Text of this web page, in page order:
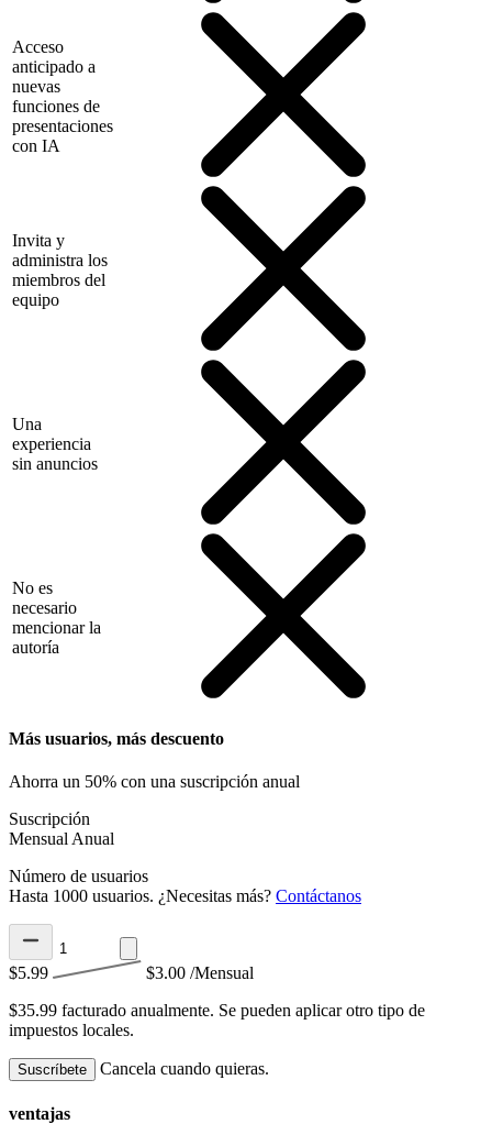
Acceso
anticipado a
nuevas
funciones de
presentaciones
con IA
Invita y
administra los
miembros del
equipo
Una
experiencia
sin anuncios
No es
necesario
mencionar la
autoría
Más usuarios, más descuento
Ahorra un 50% con una suscripción anual
Suscripción
Mensual Anual
Número de usuarios
Hasta 1000 usuarios. ¿Necesitas más? Contáctanos
$5.99 $3.00 /Mensual
$35.99 facturado anualmente. Se pueden aplicar otro tipo de
impuestos locales.
Suscríbete Cancela cuando quieras.
ventajas